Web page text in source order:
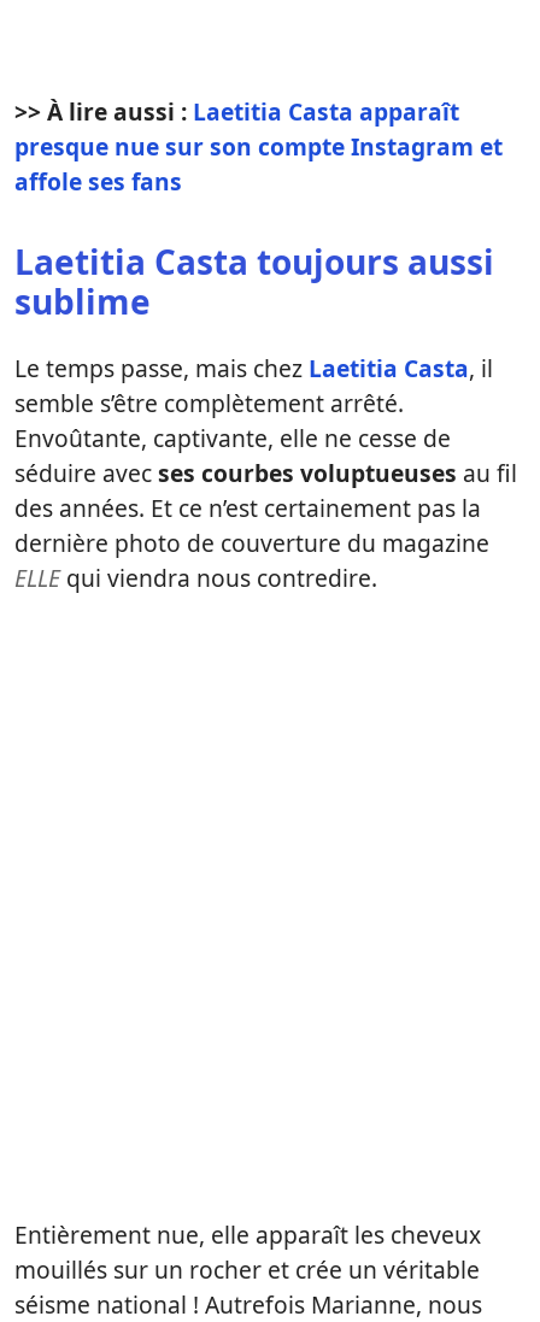
>> À lire aussi : Laetitia Casta apparaît
presque nue sur son compte Instagram et
affole ses fans
Laetitia Casta toujours aussi
sublime
Le temps passe, mais chez Laetitia Casta, il
semble s’être complètement arrêté.
Envoûtante, captivante, elle ne cesse de
séduire avecses courbes voluptueuses au fil
des années. Et ce n’est certainement pas la
dernière photo de couverture du magazine
ELLEqui viendra nous contredire.
Entièrement nue, elle apparaît les cheveux
mouillés sur un rocher et crée un véritable
séisme national ! Autrefois Marianne, nous